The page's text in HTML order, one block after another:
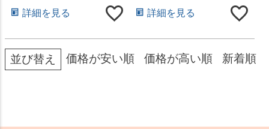
詳細を見る 詳細を見る
並び替え 価格が安い順 価格が高い順 新着順